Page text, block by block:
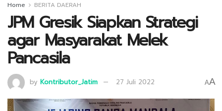
Home BERITA DAERAH
JPM Gresik Siapkan Strategi
agar Masyarakat Melek
Pancasila
by Kontributor_Jatim 27 Juli 2022 AA